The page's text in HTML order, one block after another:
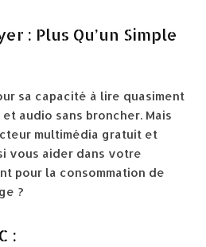
: Plus Qu’un Simple
sa capacité à lire quasiment
audio sans broncher. Mais
multimédia gratuit et
vous aider dans votre
pour la consommation de
?
: